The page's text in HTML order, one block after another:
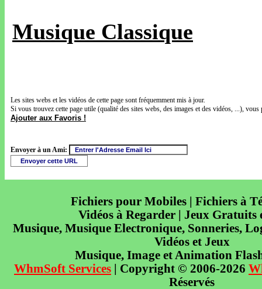
Musique Classique
Les sites webs et les vidéos de cette page sont fréquemment mis à jour.
Si vous trouvez cette page utile (qualité des sites webs, des images et des vidéos, ...),
Ajouter aux Favoris !
Envoyer à un Ami:
Fichiers pour Mobiles | Fichiers à
Vidéos à Regarder | Jeux Gratuits
Musique, Musique Electronique, Sonneries,
Vidéos et Jeux
Musique, Image et Animation
WhmSoft Services | Copyright © 2006-2026
Réservés